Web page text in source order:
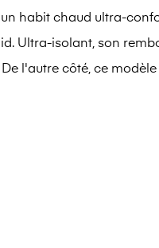
habit chaud ultra-
Ultra-isolant, son
l'autre côté, ce